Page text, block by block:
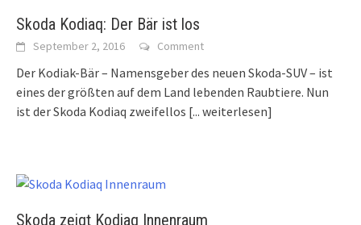
Skoda Kodiaq: Der Bär ist los
September 2, 2016 Comment
Der Kodiak-Bär – Namensgeber des neuen Skoda-SUV – ist
eines der größten auf dem Land lebenden Raubtiere. Nun
ist der Skoda Kodiaq zweifellos [... weiterlesen]
Skoda zeigt Kodiaq Innenraum